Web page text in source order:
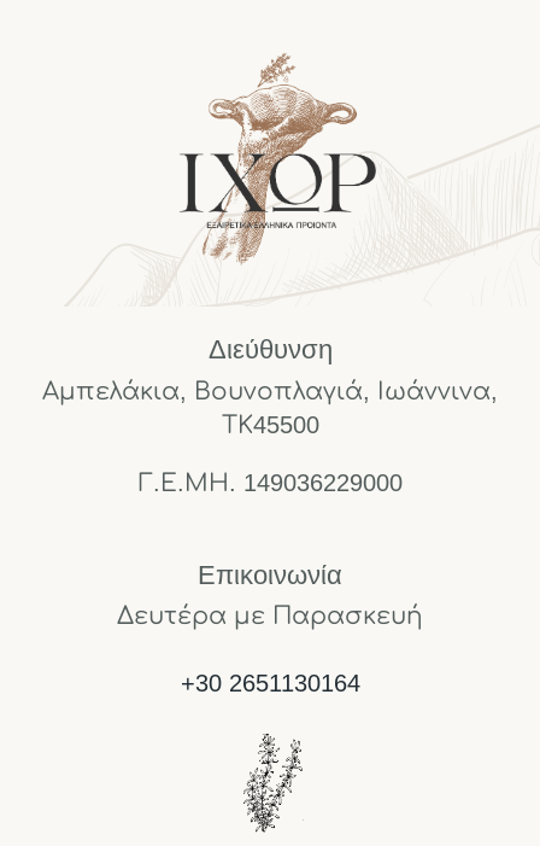
Διεύθυνση
Αμπελάκια, Βουνοπλαγιά, Ιωάννινα,
ΤΚ45500
Γ.Ε.ΜΗ. 149036229000
Επικοινωνία
Δευτέρα με Παρασκευή
+30 2651130164